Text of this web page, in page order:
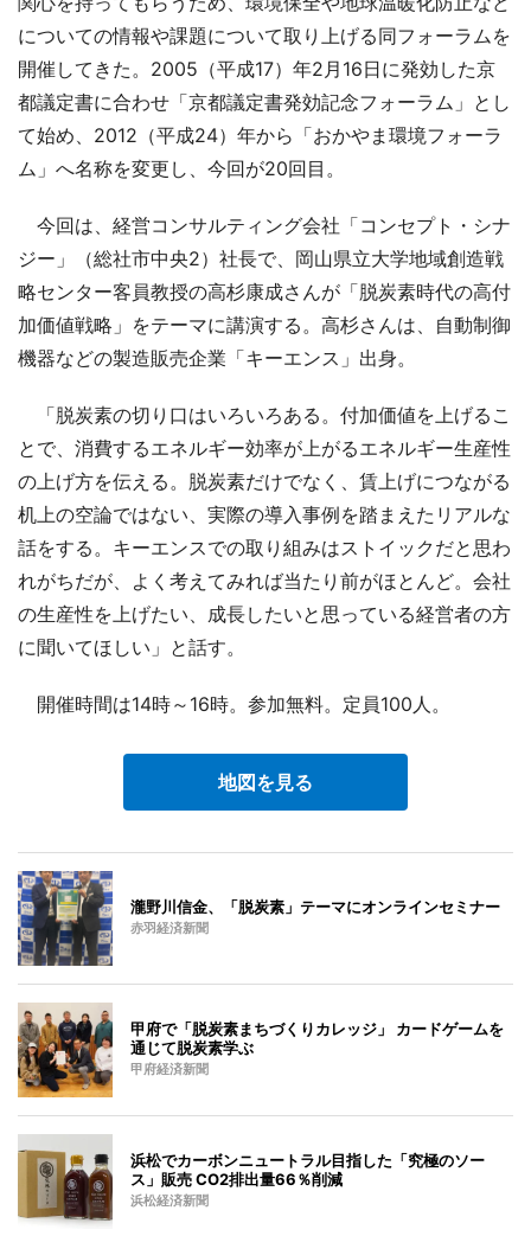
についての情報や課題について取り上げる同フォーラムを
開催してきた。2005（平成17）年2月16日に発効した京
都議定書に合わせ「京都議定書発効記念フォーラム」とし
て始め、2012（平成24）年から「おかやま環境フォーラ
ム」へ名称を変更し、今回が20回目。
今回は、経営コンサルティング会社「コンセプト・シナ
ジー」（総社市中央2）社長で、岡山県立大学地域創造戦
略センター客員教授の高杉康成さんが「脱炭素時代の高付
加価値戦略」をテーマに講演する。高杉さんは、自動制御
機器などの製造販売企業「キーエンス」出身。
「脱炭素の切り口はいろいろある。付加価値を上げるこ
とで、消費するエネルギー効率が上がるエネルギー生産性
の上げ方を伝える。脱炭素だけでなく、賃上げにつながる
机上の空論ではない、実際の導入事例を踏まえたリアルな
話をする。キーエンスでの取り組みはストイックだと思わ
れがちだが、よく考えてみれば当たり前がほとんど。会社
の生産性を上げたい、成長したいと思っている経営者の方
に聞いてほしい」と話す。
開催時間は14時～16時。参加無料。定員100人。
地図を見る
瀧野川信金、「脱炭素」テーマにオンラインセミナー
赤羽経済新聞
甲府で「脱炭素まちづくりカレッジ」 カードゲームを
通じて脱炭素学ぶ
甲府経済新聞
浜松でカーボンニュートラル目指した「究極のソー
ス」販売 CO2排出量66％削減
浜松経済新聞